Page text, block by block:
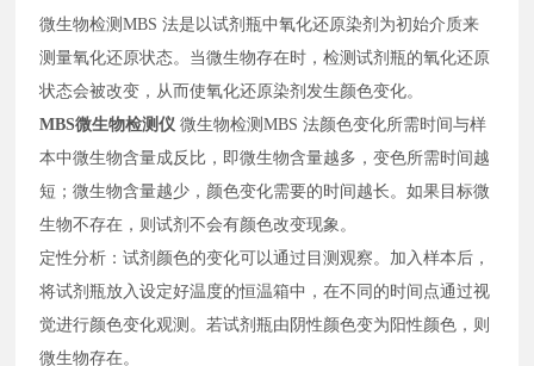
微生物检测MBS 法是以试剂瓶中氧化还原染剂为初始介质来
测量氧化还原状态。当微生物存在时，检测试剂瓶的氧化还原
状态会被改变，从而使氧化还原染剂发生颜色变化。
MBS微生物检测仪 微生物检测MBS 法颜色变化所需时间与样
本中微生物含量成反比，即微生物含量越多，变色所需时间越
短；微生物含量越少，颜色变化需要的时间越长。如果目标微
生物不存在，则试剂不会有颜色改变现象。
定性分析：试剂颜色的变化可以通过目测观察。加入样本后，
将试剂瓶放入设定好温度的恒温箱中，在不同的时间点通过视
觉进行颜色变化观测。若试剂瓶由阴性颜色变为阳性颜色，则
微生物存在。